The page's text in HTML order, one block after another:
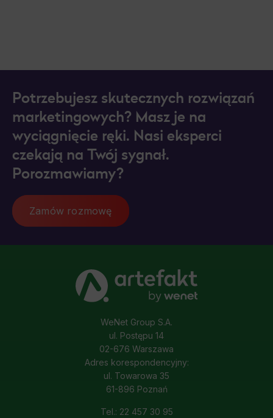
Potrzebujesz skutecznych rozwiązań
marketingowych? Masz je na
wyciągnięcie ręki. Nasi eksperci
czekają na Twój sygnał.
Porozmawiamy?
Zamów rozmowę
WeNet Group S.A.
ul. Postępu 14
02-676 Warszawa
Adres korespondencyjny:
ul. Towarowa 35
61-896 Poznań
Tel.: 22 457 30 95